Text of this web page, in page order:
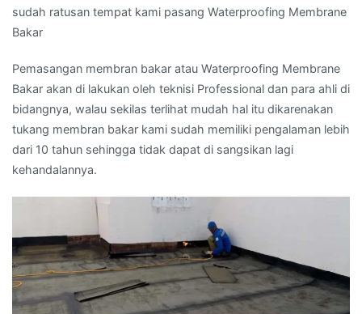
sudah ratusan tempat kami pasang Waterproofing Membrane
Bakar
Pemasangan membran bakar atau Waterproofing Membrane
Bakar akan di lakukan oleh teknisi Professional dan para ahli di
bidangnya, walau sekilas terlihat mudah hal itu dikarenakan
tukang membran bakar kami sudah memiliki pengalaman lebih
dari 10 tahun sehingga tidak dapat di sangsikan lagi
kehandalannya.